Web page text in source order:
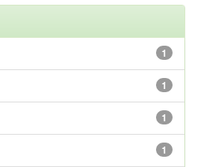
1
1
1
1